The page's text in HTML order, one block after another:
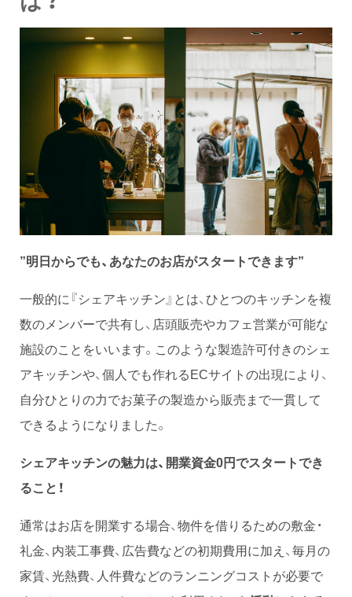
”明日からでも、あなたのお店がスタートできます”
一般的に『シェアキッチン』とは、ひとつのキッチンを複
数のメンバーで共有し、店頭販売やカフェ営業が可能な
施設のことをいいます。このような製造許可付きのシェ
アキッチンや、個人でも作れるECサイトの出現により、
自分ひとりの力でお菓子の製造から販売まで一貫して
できるようになりました。
シェアキッチンの魅力は、開業資金0円でスタートでき
ること！
通常はお店を開業する場合、物件を借りるための敷金・
礼金、内装工事費、広告費などの初期費用に加え、毎月の
家賃、光熱費、人件費などのランニングコストが必要で